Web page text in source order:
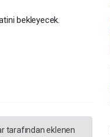
bekleyecek.
tarafından eklenen